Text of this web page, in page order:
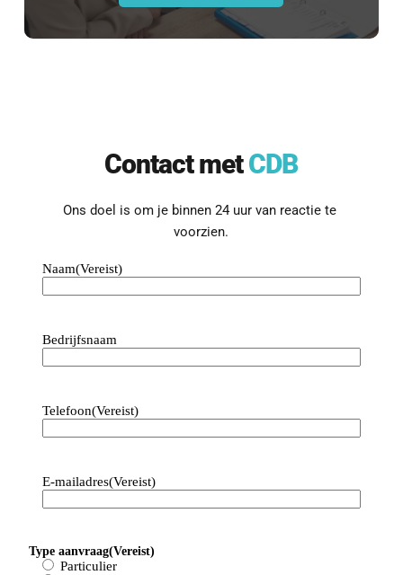
Benieuwd wat we voor jouw bedrijf
Laten we een vrijblijvend
kennismakingsgesprek inplannen.
Contact opnemen
Ons doel is om je binnen 24 uur van
[blocksy-content-block id="7258"]
Contact met CDB
Ons doel is om je binnen 24 uur van reactie te
voorzien.
Naam(Vereist)
Bedrijfsnaam
Telefoon(Vereist)
E-mailadres(Vereist)
Type aanvraag(Vereist)
Particulier